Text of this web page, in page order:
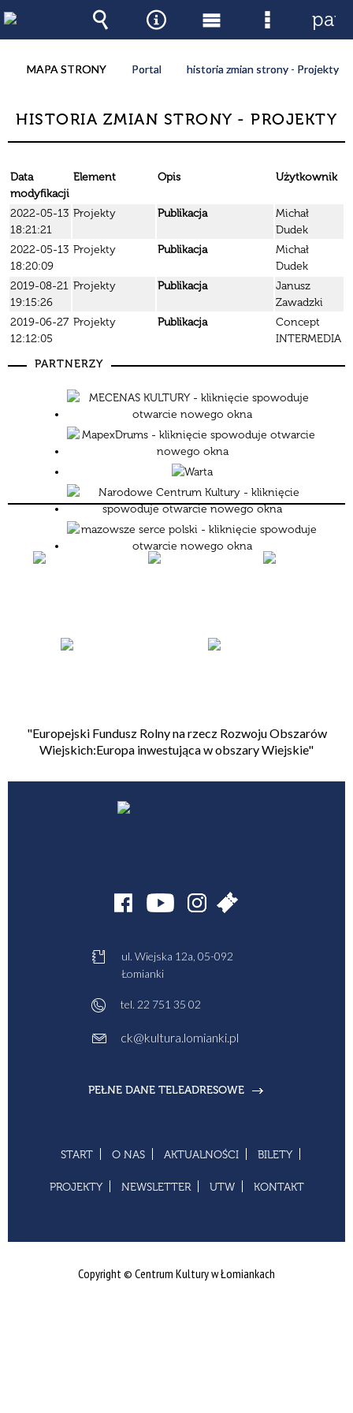
MAPA STRONY Portal historia zmian strony - Projekty
HISTORIA ZMIAN STRONY - PROJEKTY
Data
modyfikacji
Element Opis Użytkownik
2022-05-13
18:21:21
Projekty Publikacja
Michał
Dudek
2022-05-13
18:20:09
Projekty Publikacja
Michał
Dudek
2019-08-21
19:15:26
Projekty Publikacja
Janusz
Zawadzki
2019-06-27
12:12:05
Projekty Publikacja
Concept
INTERMEDIA
"Europejski Fundusz Rolny na rzecz Rozwoju Obszarów
Wiejskich:Europa inwestująca w obszary Wiejskie"
ul. Wiejska 12a, 05-092
Łomianki
tel. 22 751 35 02
ck@kultura.lomianki.pl
PEŁNE DANE TELEADRESOWE
START O NAS AKTUALNOŚCI BILETY
PROJEKTY NEWSLETTER UTW KONTAKT
Copyright © Centrum Kultury w Łomiankach
Wyszukiwarka
Narzędzia
Menu
główne
Menu